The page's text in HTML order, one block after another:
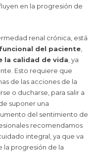
en la progresión de
renal crónica , está
del paciente
la calidad de vida , ya
Esto requiere que
de las acciones de la
o ducharse, para salir a
suponer una
del sentimiento de
recomendamos
integral, ya que va
la progresión de la